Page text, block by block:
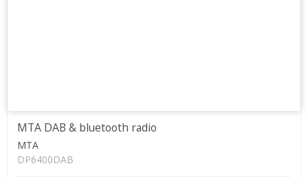
MTA DAB & bluetooth radio
MTA
DP6400DAB